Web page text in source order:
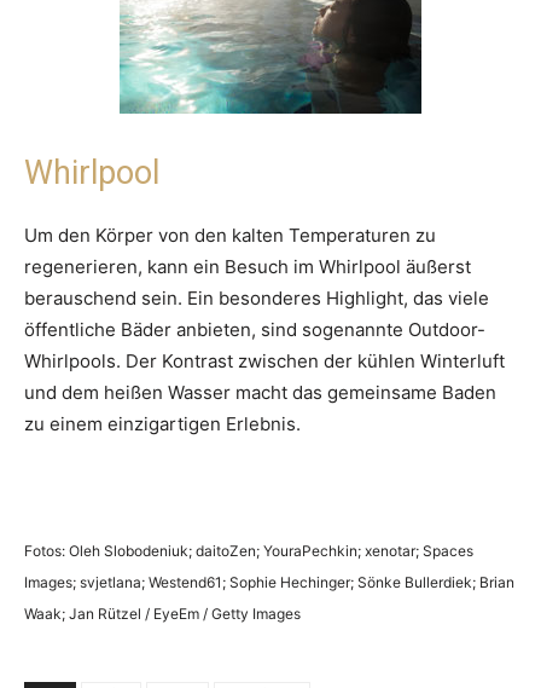
Whirlpool
Um den Körper von den kalten Temperaturen zu
regenerieren, kann ein Besuch im Whirlpool äußerst
berauschend sein. Ein besonderes Highlight, das viele
öffentliche Bäder anbieten, sind sogenannte Outdoor-
Whirlpools. Der Kontrast zwischen der kühlen Winterluft
und dem heißen Wasser macht das gemeinsame Baden
zu einem einzigartigen Erlebnis.
Fotos: Oleh Slobodeniuk; daitoZen; YouraPechkin; xenotar; Spaces
Images; svjetlana; Westend61; Sophie Hechinger; Sönke Bullerdiek; Brian
Waak; Jan Rützel / EyeEm / Getty Images